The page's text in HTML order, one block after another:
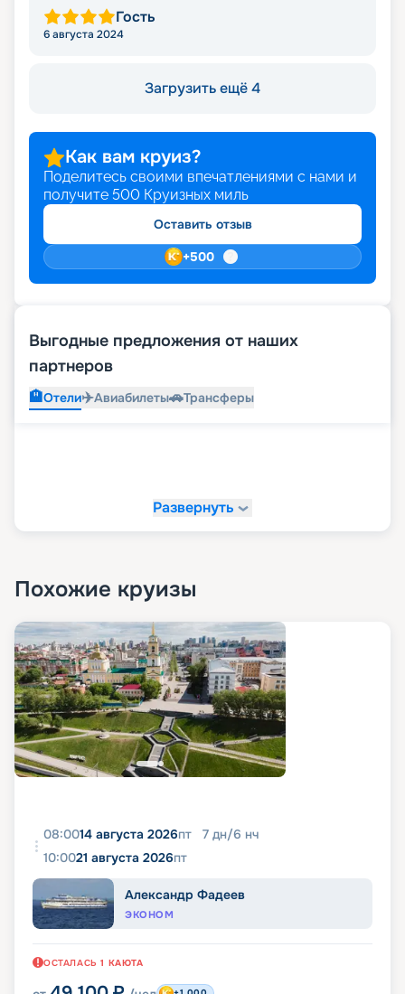
Гость
6 августа 2024
Загрузить ещё 4
Как вам круиз?
Поделитесь своими впечатлениями с нами и
получите 500 Круизных миль
Оставить отзыв
+500
Выгодные предложения от наших
партнеров
🏨Отели✈️Авиабилеты🚗Трансферы
Развернуть
Похожие круизы
08:0014 августа 2026пт 7 дн/6 нч
10:0021 августа 2026пт
Александр Фадеев
ЭКОНОМ
ОСТАЛАСЬ 1 КАЮТА